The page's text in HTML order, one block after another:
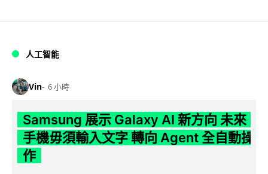
人工智能
Vin 6 小時
Samsung 展示 Galaxy AI 新方向 未來
手機毋須輸入文字 轉向 Agent 全自動操
作